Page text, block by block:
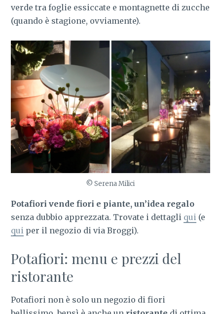
verde tra foglie essiccate e montagnette di zucche
(quando è stagione, ovviamente).
© Serena Milici
Potafiori vende fiori e piante, un’idea regalo
senza dubbio apprezzata. Trovate i dettagli qui (e
qui per il negozio di via Broggi).
Potafiori: menu e prezzi del
ristorante
Potafiori non è solo un negozio di fiori